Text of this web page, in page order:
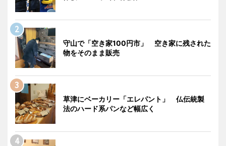
守山で「空き家100円市」 空き家に残された
物をそのまま販売
草津にベーカリー「エレパント」 仏伝統製
法のハード系パンなど幅広く